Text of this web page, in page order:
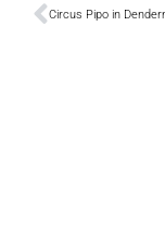
Circus Pipo in